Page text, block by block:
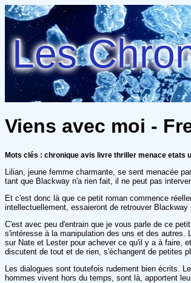
Les
Viens avec moi -
Mots clés : chronique avis livre thriller menace etats
Lilian, jeune femme charmante, se sent menacée
tant que Blackway n'a rien fait, il ne peut pas
Et c'est donc là que ce petit roman commence
intellectuellement, essaieront de retrouver
C'est avec peu d'entrain que je vous parle de ce
s'intéresse à la manipulation des uns et des
sur Nate et Lester pour achever ce qu'il y a à faire,
discutent de tout et de rien, s'échangent de petites
Les dialogues sont toutefois rudement bien écrits.
hommes vivent hors du temps, sont là, apportent